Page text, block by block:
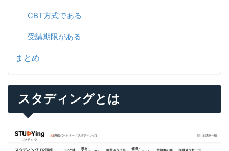
CBT方式である
受講期限がある
まとめ
スタディングとは